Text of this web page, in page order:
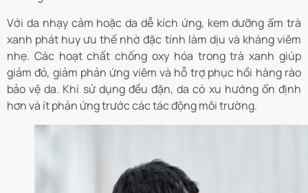
Với da nhạy cảm hoặc da dễ kích ứng, kem dưỡng ẩm trà
xanh phát huy ưu thế nhờ đặc tính làm dịu và kháng viêm
nhẹ. Các hoạt chất chống oxy hóa trong trà xanh giúp
giảm đỏ, giảm phản ứng viêm và hỗ trợ phục hồi hàng rào
bảo vệ da. Khi sử dụng đều đặn, da có xu hướng ổn định
hơn và ít phản ứng trước các tác động môi trường.